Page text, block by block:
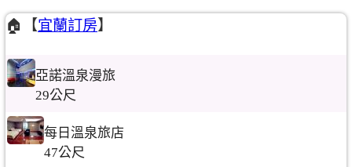
🏠【宜蘭訂房】
亞諾溫泉漫旅
29公尺
每日溫泉旅店
47公尺